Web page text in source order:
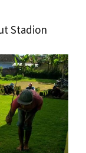
Stadion